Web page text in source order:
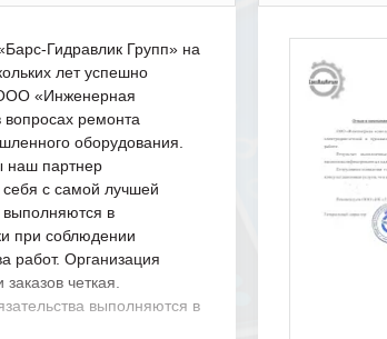
Гидравлик Групп» на
лет успешно
«Инженерная
ремонта
оборудования.
наш партнер
с самой лучшей
в
при соблюдении
работ. Организация
четкая.
выполняются в